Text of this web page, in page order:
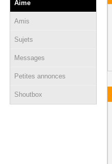
Aime
Amis
Sujets
Messages
Petites annonces
Shoutbox